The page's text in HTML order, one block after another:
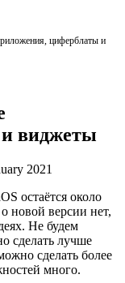
циферблаты и
виджеты
2021
остаётся около
новой версии нет,
Не будем
сделать лучше
сделать более
много.